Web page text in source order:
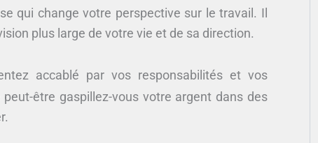
qui change votre perspective sur le travail. Il
plus large de votre vie et de sa direction.
accablé par vos responsabilités et vos
être gaspillez-vous votre argent dans des